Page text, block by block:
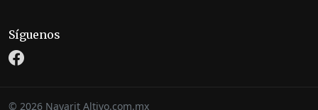
Síguenos
© 2026 Nayarit Altivo.com.mx